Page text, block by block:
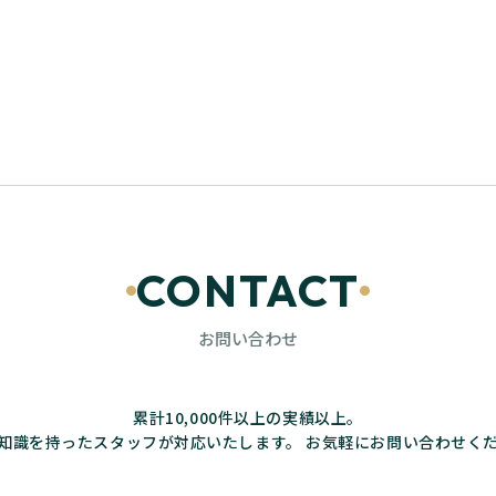
CONTACT
お問い合わせ
累計10,000件以上の実績以上。
識を持ったスタッフが対応いたします。
お気軽にお問い合わせく